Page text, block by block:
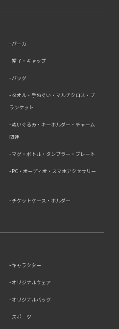
パーカ
帽子・キャップ
バッグ
タオル・手ぬぐい・マルチクロス・ブ
ランケット
ぬいぐるみ・キーホルダー・チャーム
関連
マグ・ボトル・タンブラー・プレート
PC・オーディオ・スマホアクセサリー
チケットケース・ホルダー
キャラクター
オリジナルウェア
オリジナルバッグ
スポーツ